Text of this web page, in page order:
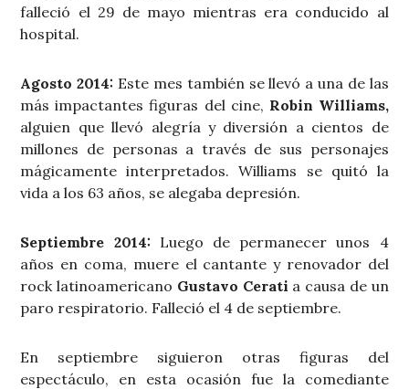
falleció el 29 de mayo mientras era conducido al
hospital.
Agosto 2014: Este mes también se llevó a una de las
más impactantes figuras del cine, Robin Williams,
alguien que llevó alegría y diversión a cientos de
millones de personas a través de sus personajes
mágicamente interpretados. Williams se quitó la
vida a los 63 años, se alegaba depresión.
Septiembre 2014: Luego de permanecer unos 4
años en coma, muere el cantante y renovador del
rock latinoamericano Gustavo Cerati a causa de un
paro respiratorio. Falleció el 4 de septiembre.
En septiembre siguieron otras figuras del
espectáculo, en esta ocasión fue la comediante